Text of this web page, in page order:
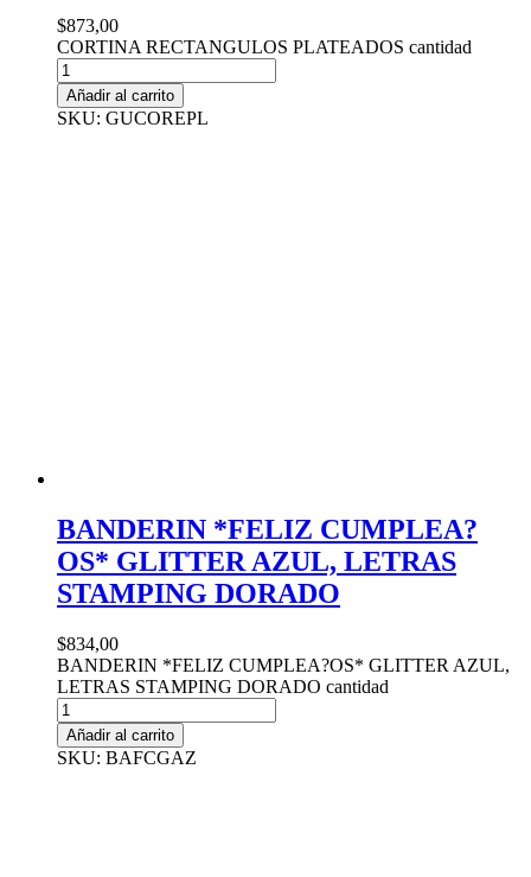
$873,00
CORTINA RECTANGULOS PLATEADOS cantidad
Añadir al carrito
SKU: GUCOREPL
BANDERIN *FELIZ CUMPLEA?
OS* GLITTER AZUL, LETRAS
STAMPING DORADO
$834,00
BANDERIN *FELIZ CUMPLEA?OS* GLITTER AZUL,
LETRAS STAMPING DORADO cantidad
Añadir al carrito
SKU: BAFCGAZ